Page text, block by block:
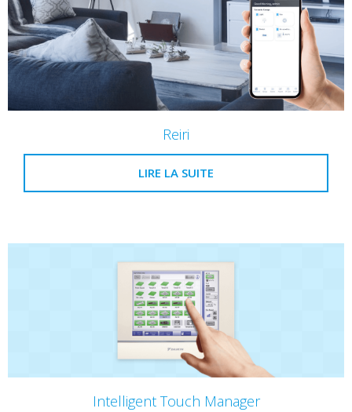
Reiri
LIRE LA SUITE
Intelligent Touch Manager